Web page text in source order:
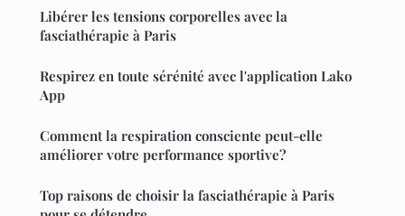
Libérer les tensions corporelles avec la
fasciathérapie à Paris
Respirez en toute sérénité avec l'application Lako
App
Comment la respiration consciente peut-elle
améliorer votre performance sportive?
Top raisons de choisir la fasciathérapie à Paris